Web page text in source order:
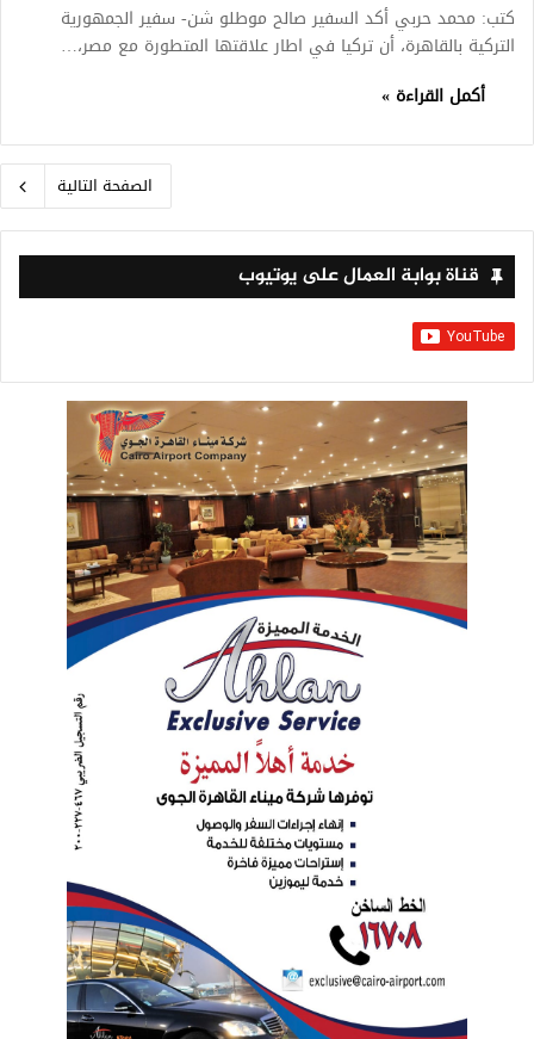
كتب: محمد حربي أكد السفير صالح موطلو شن- سفير الجمهورية
التركية بالقاهرة، أن تركيا في اطار علاقتها المتطورة مع مصر،…
أكمل القراءة »
الصفحة التالية
قناة بوابة العمال على يوتيوب